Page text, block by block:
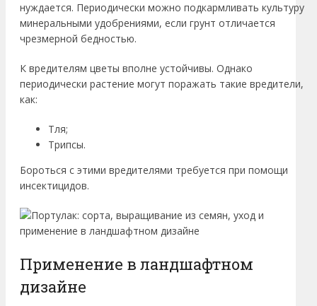
нуждается. Периодически можно подкармливать культуру
минеральными удобрениями, если грунт отличается
чрезмерной бедностью.
К вредителям цветы вполне устойчивы. Однако
периодически растение могут поражать такие вредители,
как:
Тля;
Трипсы.
Бороться с этими вредителями требуется при помощи
инсектицидов.
Применение в ландшафтном
дизайне